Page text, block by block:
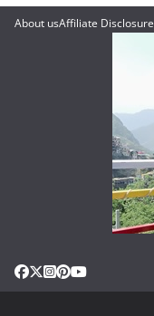
About usAffiliate Disclosure